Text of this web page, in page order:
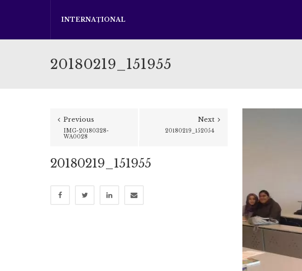
INTERNAȚIONAL
20180219_151955
Previous
IMG-20180328-
WA0028
Next
20180219_152054
20180219_151955